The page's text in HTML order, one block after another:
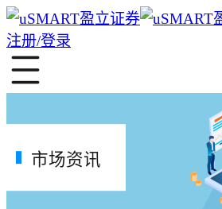
注册/登录
市场资讯